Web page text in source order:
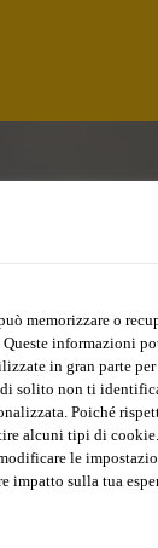
memorizzare o
informazioni
in gran parte
solito non ti
Poiché
alcuni tipi di
le
sulla tua